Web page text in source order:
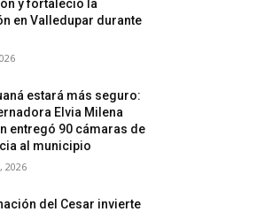
y fortaleció la
en Valledupar durante
estará más seguro:
Elvia Milena
entregó 90 cámaras de
al municipio
2026
del Cesar invierte